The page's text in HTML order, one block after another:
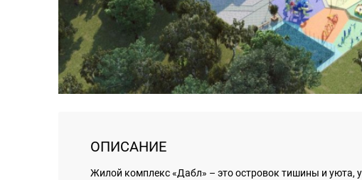
ОПИСАНИЕ
Жилой комплекс «Дабл» – это островок тишины и